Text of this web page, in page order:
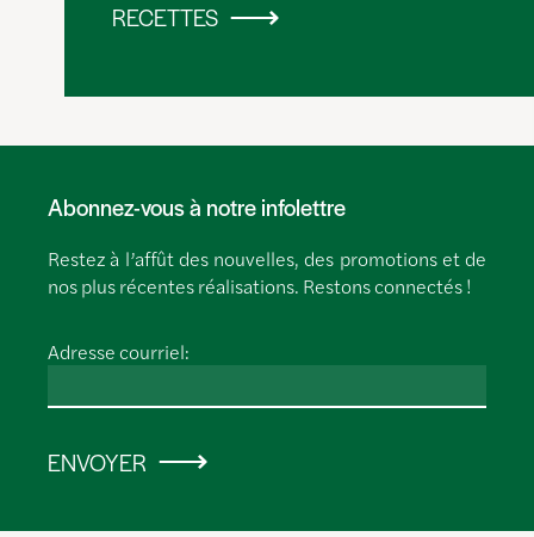
RECETTES
Abonnez-vous à notre infolettre
Restez à l’affût des nouvelles, des promotions et de
nos plus récentes réalisations. Restons connectés !
Adresse courriel:
ENVOYER